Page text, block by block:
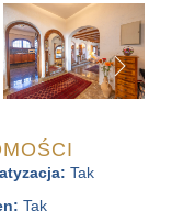
Tak
Tak